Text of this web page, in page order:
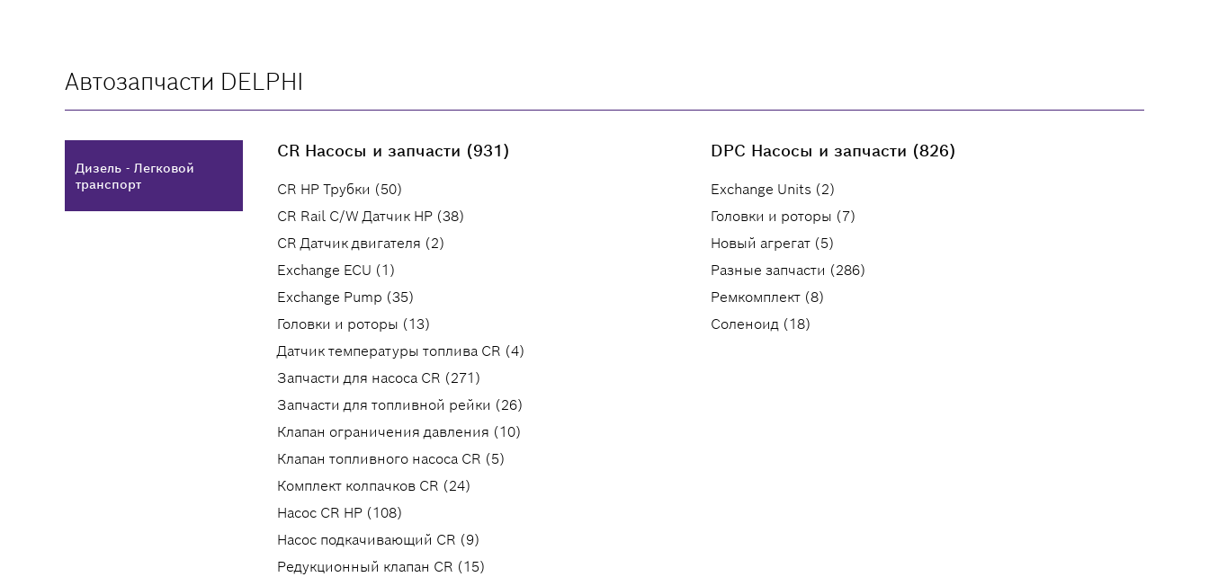
Автозапчасти DELPHI
Дизель - Легковой
транспорт
CR Насосы и запчасти (931)
CR HP Трубки (50)
CR Rail C/W Датчик HP (38)
CR Датчик двигателя (2)
Exchange ECU (1)
Exchange Pump (35)
Головки и роторы (13)
Датчик температуры топлива CR (4)
Запчасти для насоса CR (271)
Запчасти для топливной рейки (26)
Клапан ограничения давления (10)
Клапан топливного насоса CR (5)
Комплект колпачков CR (24)
Насос CR HP (108)
Насос подкачивающий CR (9)
Редукционный клапан CR (15)
DPC Насосы и запчасти (826)
Exchange Units (2)
Головки и роторы (7)
Новый агрегат (5)
Разные запчасти (286)
Ремкомплект (8)
Соленоид (18)